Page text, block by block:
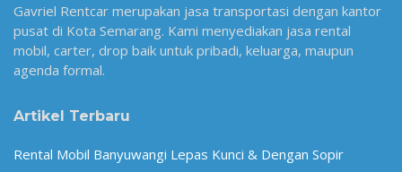
Gavriel Rentcar merupakan jasa transportasi dengan kantor
pusat di Kota Semarang. Kami menyediakan jasa rental
mobil, carter, drop baik untuk pribadi, keluarga, maupun
agenda formal.
Artikel Terbaru
Rental Mobil Banyuwangi Lepas Kunci & Dengan Sopir